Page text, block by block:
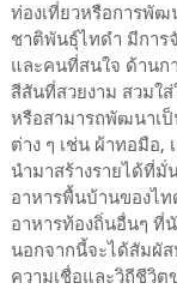
ท่องเที่ยวหรือการพั
ชาติพันธุ์ไทดำ มีการ
และคนที่สนใจ ด้านก
สีสันที่สวยงาม สวมใ
หรือสามารถพัฒนาเ
ต่าง ๆ เช่น ผ้าทอมือ,
นำมาสร้างรายได้ที่มั่
อาหารพื้นบ้านของไ
อาหารท้องถิ่นอื่นๆ ที่
นอกจากนี้จะได้สัมผั
ความเชื่อและวิถีชีวิ